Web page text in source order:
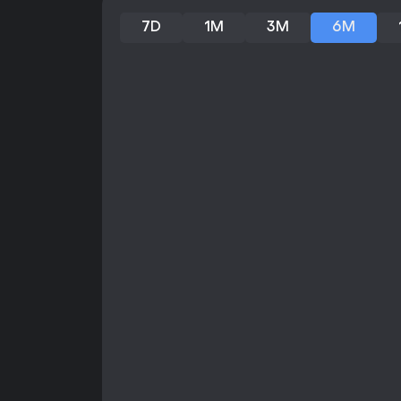
7D 1M 3M 6M